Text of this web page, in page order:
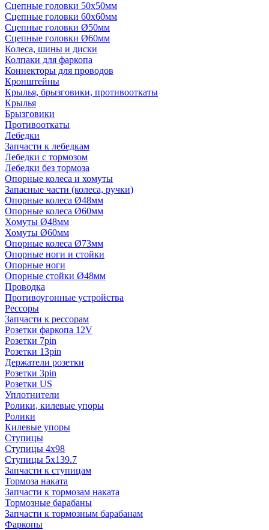
Сцепные головки 50x50мм
Сцепные головки 60x60мм
Сцепные головки Ø50мм
Сцепные головки Ø60мм
Колеса, шины и диски
Колпаки для фаркопа
Коннекторы для проводов
Кронштейны
Крылья, брызговики, противооткаты
Крылья
Брызговики
Противооткаты
Лебедки
Запчасти к лебедкам
Лебедки с тормозом
Лебедки без тормоза
Опорные колеса и хомуты
Запасные части (колеса, ручки)
Опорные колеса Ø48мм
Опорные колеса Ø60мм
Хомуты Ø48мм
Хомуты Ø60мм
Опорные колеса Ø73мм
Опорные ноги и стойки
Опорные ноги
Опорные стойки Ø48мм
Проводка
Противоугонные устройства
Рессоры
Запчасти к рессорам
Розетки фаркопа 12V
Розетки 7pin
Розетки 13pin
Держатели розетки
Розетки 3pin
Розетки US
Уплотнители
Ролики, килевые упоры
Ролики
Килевые упоры
Ступицы
Ступицы 4x98
Ступицы 5x139.7
Запчасти к ступицам
Тормоза наката
Запчасти к тормозам наката
Тормозные барабаны
Запчасти к тормозным барабанам
Фаркопы